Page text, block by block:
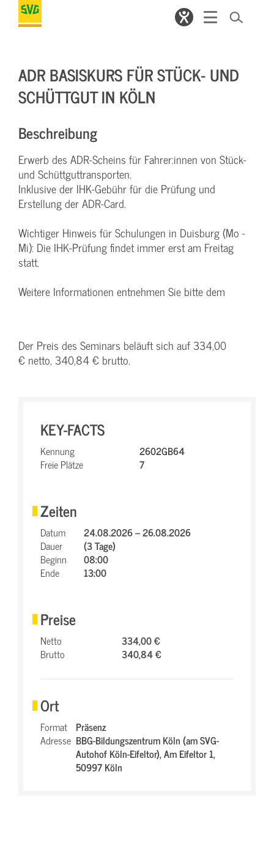
ADR BASISKURS FÜR STÜCK- UND
SCHÜTTGUT IN KÖLN
Beschreibung
Erwerb des ADR-Scheins für Fahrer:innen von Stück-
und Schüttguttransporten.
Inklusive der IHK-Gebühr für die Prüfung und
Erstellung der ADR-Card.
Wichtiger Hinweis für Schulungen in Duisburg (Mo -
Mi): Die IHK-Prüfung findet immer erst am Freitag
statt.
Weitere Informationen entnehmen Sie bitte dem
Der Preis des Seminars beläuft sich auf 334,00
€ netto, 340,84 € brutto.
KEY-FACTS
Kennung
2602GB64
Freie Plätze
7
Zeiten
Datum
24.08.2026 – 26.08.2026
Dauer
(3 Tage)
Beginn
08:00
Ende
13:00
Preise
Netto
334,00 €
Brutto
340,84 €
Ort
Format Präsenz
Adresse BBG-Bildungszentrum Köln (am SVG-
Autohof Köln-Eifeltor),Am Eifeltor 1,
50997 Köln